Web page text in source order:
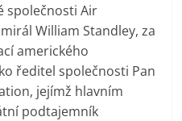
společnosti Air
William Standley, za
amerického
ředitel společnosti Pan
jejímž hlavním
podtajemník